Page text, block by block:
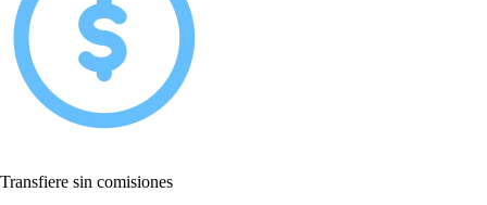
Transfiere sin comisiones